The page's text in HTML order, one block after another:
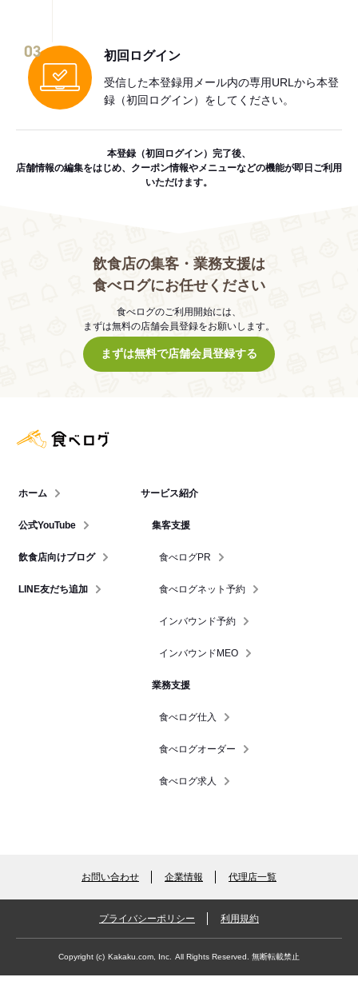
03 初回ログイン
受信した本登録用メール内の専用URLから本登
録（初回ログイン）をしてください。
本登録（初回ログイン）完了後、
店舗情報の編集をはじめ、クーポン情報やメニューなどの機能が即日ご利用
いただけます。
飲食店の集客・業務支援は
食べログにお任せください
食べログのご利用開始には、
まずは無料の店舗会員登録をお願いします。
まずは無料で店舗会員登録する
ホーム
公式YouTube
飲食店向けブログ
LINE友だち追加
サービス紹介
集客支援
食べログPR
食べログネット予約
インバウンド予約
インバウンドMEO
業務支援
食べログ仕入
食べログオーダー
食べログ求人
お問い合わせ 企業情報 代理店一覧
プライバシーポリシー 利用規約
Copyright (c) Kakaku.com, Inc. All Rights Reserved. 無断転載禁止